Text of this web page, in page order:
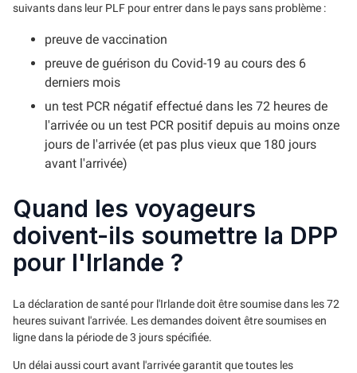
suivants dans leur PLF pour entrer dans le pays sans problème :
preuve de vaccination
preuve de guérison du Covid-19 au cours des 6
derniers mois
un test PCR négatif effectué dans les 72 heures de
l'arrivée ou un test PCR positif depuis au moins onze
jours de l'arrivée (et pas plus vieux que 180 jours
avant l'arrivée)
Quand les voyageurs
doivent-ils soumettre la DPP
pour l'Irlande ?
La déclaration de santé pour l'Irlande doit être soumise dans les 72
heures suivant l'arrivée. Les demandes doivent être soumises en
ligne dans la période de 3 jours spécifiée.
Un délai aussi court avant l'arrivée garantit que toutes les